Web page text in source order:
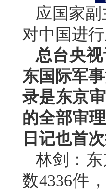
应国家
对中国进行
总台央
东国际军
录是东京
的全部审
日记也首
林剑：
数4336件